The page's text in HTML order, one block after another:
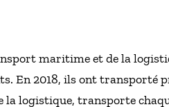
maritime et de la
En 2018, ils ont transporté
la logistique, transporte